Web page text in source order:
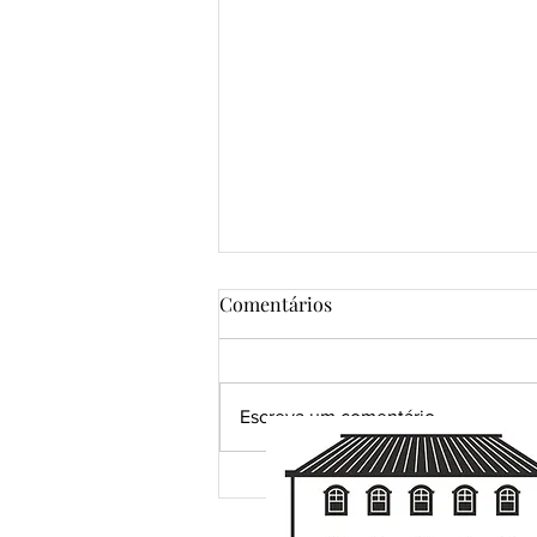
Grandes certezas da vida...
Comentários
Escreva um comentário